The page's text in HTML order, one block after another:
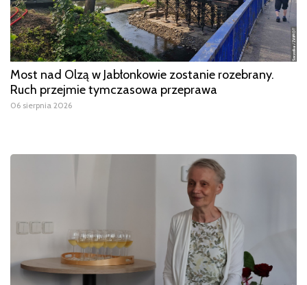
Most nad Olzą w Jabłonkowie zostanie rozebrany.
Ruch przejmie tymczasowa przeprawa
06 sierpnia 2026